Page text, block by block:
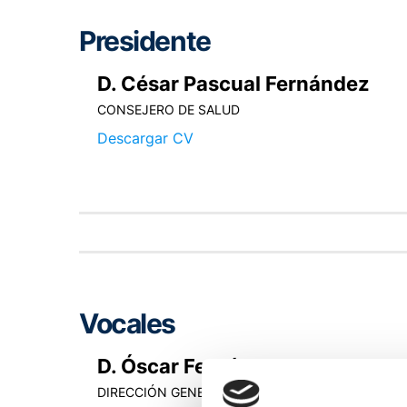
Presidente
D. César Pascual Fernández
CONSEJERO DE SALUD
Descargar CV
Vocales
D. Óscar Fernández Torre
DIRECCIÓN GENERAL DE PLANIFICACIÓN,